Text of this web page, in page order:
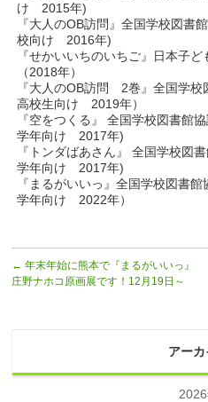
け 2015年)
『大人のOB訪問』全国学校図書
校向け 2016年)
『せかいいちのいちご』日本子
（2018年）
『大人のOB訪問 2巻』全国学校
高校生向け 2019年）
『空をつくる』 全国学校図書館
学年向け 2017年)
『トンダばあさん』 全国学校図
学年向け 2017年)
『まるがいいっ』全国学校図書
学年向け 2022年）
← 年末年始に熊本で『まるがいいっ』
庄野ナホコ原画展です！12月19日～
アー